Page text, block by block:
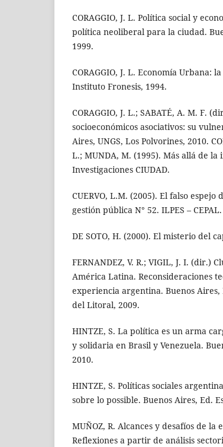
CORAGGIO, J. L. Política social y
política neoliberal para la ciudad.
1999.
CORAGGIO, J. L. Economía Urbana:
Instituto Fronesis, 1994.
CORAGGIO, J. L.; SABATÉ, A. M. F.
socioeconómicos asociativos: su
Aires, UNGS, Los Polvorines, 2010.
L.; MUNDA, M. (1995). Más allá de
Investigaciones CIUDAD.
CUERVO, L.M. (2005). El falso
gestión pública N° 52. ILPES – CEPAL.
DE SOTO, H. (2000). El misterio del
FERNANDEZ, V. R.; VIGIL, J. I. (dir.)
América Latina. Reconsideraciones
experiencia argentina. Buenos
del Litoral, 2009.
HINTZE, S. La política es un arma
y solidaria en Brasil y Venezuela.
2010.
HINTZE, S. Políticas sociales
sobre lo possible. Buenos Aires, Ed.
MUÑOZ, R. Alcances y desafíos de
Reflexiones a partir de análisis